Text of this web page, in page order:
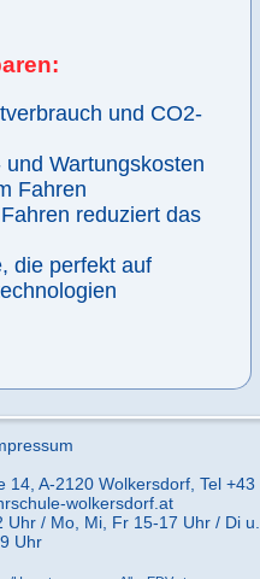
und CO2-
Wartungskosten
Fahren
reduziert das
die perfekt auf
14, A-2120 Wolkersdorf, Tel +43
wolkersdorf.at
/ Mo, Mi, Fr 15-17 Uhr / Di u.
Uhr